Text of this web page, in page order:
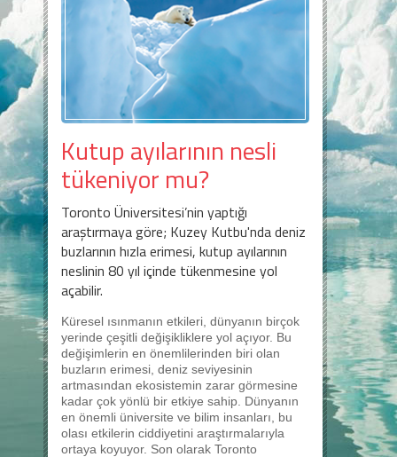
Kutup ayılarının nesli
tükeniyor mu?
Toronto Üniversitesi’nin yaptığı
araştırmaya göre; Kuzey Kutbu'nda deniz
buzlarının hızla erimesi, kutup ayılarının
neslinin 80 yıl içinde tükenmesine yol
açabilir.
Küresel ısınmanın etkileri, dünyanın birçok
yerinde çeşitli değişikliklere yol açıyor. Bu
değişimlerin en önemlilerinden biri olan
buzların erimesi, deniz seviyesinin
artmasından ekosistemin zarar görmesine
kadar çok yönlü bir etkiye sahip. Dünyanın
en önemli üniversite ve bilim insanları, bu
olası etkilerin ciddiyetini araştırmalarıyla
ortaya koyuyor. Son olarak Toronto